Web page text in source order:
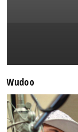
Wudoo